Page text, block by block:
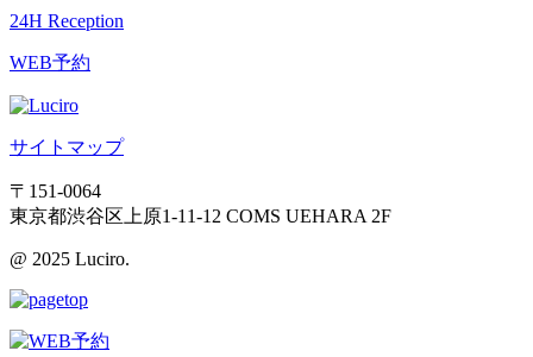
24H Reception
WEB予約
サイトマップ
〒151-0064
東京都渋谷区上原1-11-12 COMS UEHARA 2F
@ 2025 Luciro.